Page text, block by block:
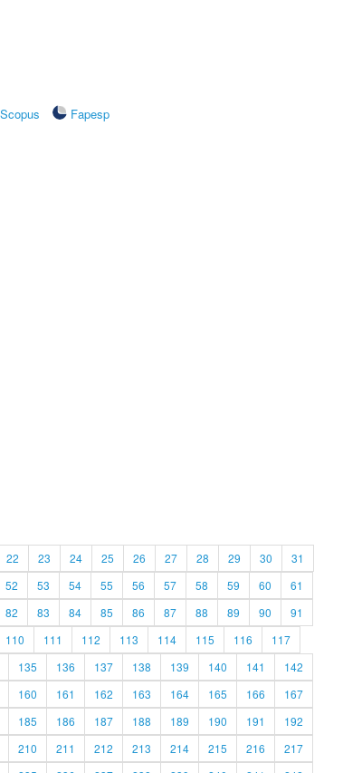
Scopus
Fapesp
22 23 24 25 26 27 28 29 30
31
52 53 54 55 56 57 58 59 60
61
82 83 84 85 86 87 88 89 90
91
110 111 112 113 114 115 116
117
135 136 137 138 139 140 141
142
160 161 162 163 164 165 166
167
185 186 187 188 189 190 191
192
210 211 212 213 214 215 216
217